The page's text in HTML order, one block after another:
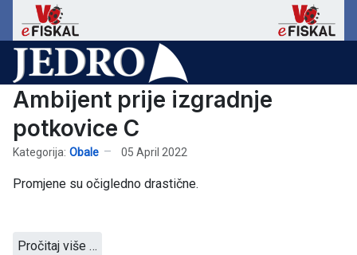
Ambijent prije izgradnje
potkovice C
Kategorija: Obale 05 April 2022
Promjene su očigledno drastične.
Pročitaj više …